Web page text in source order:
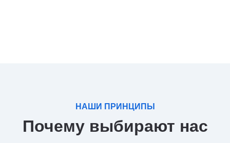
НАШИ ПРИНЦИПЫ
Почему выбирают нас